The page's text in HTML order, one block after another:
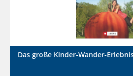
Das große Kinder-Wander-